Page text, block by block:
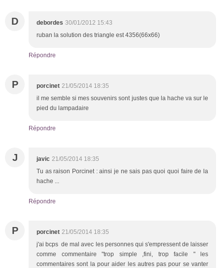
D debordes 30/01/2012 15:43
ruban la solution des triangle est 4356(66x66)
Répondre
P porcinet 21/05/2014 18:35
il me semble si mes souvenirs sont justes que la hache va sur le
pied du lampadaire
Répondre
J javic 21/05/2014 18:35
Tu as raison Porcinet : ainsi je ne sais pas quoi quoi faire de la
hache ...
Répondre
P porcinet 21/05/2014 18:35
j'ai bcps de mal avec les personnes qui s'empressent de laisser
comme commentaire "trop simple ,fini, trop facile " les
commentaires sont la pour aider les autres pas pour se vanter